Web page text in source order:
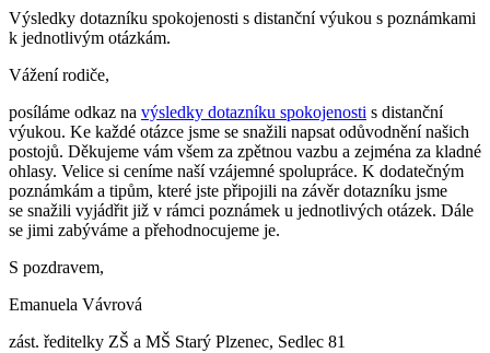
Výsledky dotazníku spokojenosti s distanční výukou s poznámkami
k jednotlivým otázkám.
Vážení rodiče,
posíláme odkaz na výsledky dotazníku spokojenosti s distanční
výukou. Ke každé otázce jsme se snažili napsat odůvodnění našich
postojů. Děkujeme vám všem za zpětnou vazbu a zejména za kladné
ohlasy. Velice si ceníme naší vzájemné spolupráce. K dodatečným
poznámkám a tipům, které jste připojili na závěr dotazníku jsme
se snažili vyjádřit již v rámci poznámek u jednotlivých otázek. Dále
se jimi zabýváme a přehodnocujeme je.
S pozdravem,
Emanuela Vávrová
zást. ředitelky ZŠ a MŠ Starý Plzenec, Sedlec 81